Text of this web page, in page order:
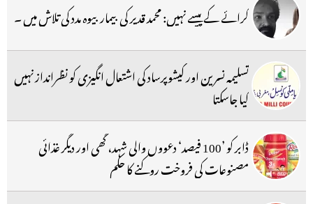
کرائے کے پیسے نہیں: محمد قدیر کی بیمار بیوہ مدد کی تلاش میں ۔
تسلیمہ نسرین اور کیشوپرساد کی اشتعال انگیزی کو نظرانداز نہیں
کیا جاسکتا
ڈابر کو ’100 فیصد‘ دعووں والی شہد، گھی اور دیگر غذائی
مصنوعات کی فروخت روکنے کا حکم